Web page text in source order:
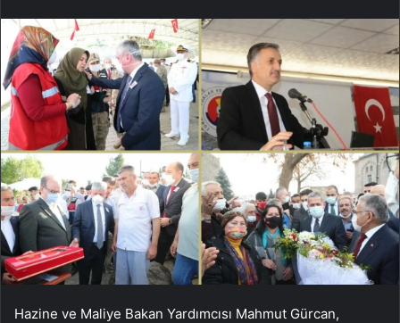
Hazine ve Maliye Bakan Yardımcısı Mahmut Gürcan,